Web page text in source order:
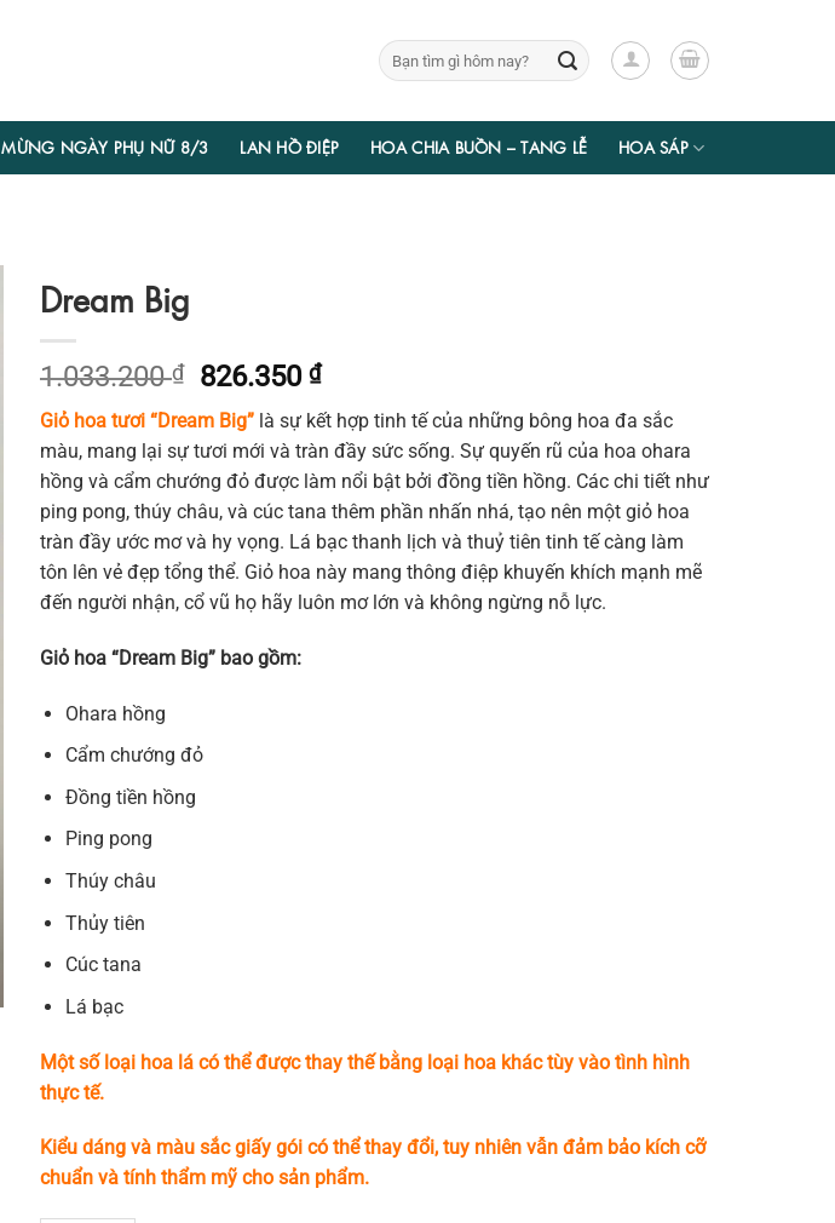
Tìm
kiếm:
MỪNG NGÀY PHỤ NỮ 8/3 LAN HỒ ĐIỆP HOA CHIA BUỒN – TANG LỄ HOA SÁP
Dream Big
1.033.200₫
Giá
gốc
là:
1.033.200 ₫.
826.350₫Giá
hiện
tại
là:
826.350 ₫.
Giỏ hoa tươi “Dream Big” là sự kết hợp tinh tế của những bông hoa đa sắc
màu, mang lại sự tươi mới và tràn đầy sức sống. Sự quyến rũ của hoa ohara
hồng và cẩm chướng đỏ được làm nổi bật bởi đồng tiền hồng. Các chi tiết như
ping pong, thúy châu, và cúc tana thêm phần nhấn nhá, tạo nên một giỏ hoa
tràn đầy ước mơ và hy vọng. Lá bạc thanh lịch và thuỷ tiên tinh tế càng làm
tôn lên vẻ đẹp tổng thể. Giỏ hoa này mang thông điệp khuyến khích mạnh mẽ
đến người nhận, cổ vũ họ hãy luôn mơ lớn và không ngừng nỗ lực.
Giỏ hoa “Dream Big” bao gồm:
Ohara hồng
Cẩm chướng đỏ
Đồng tiền hồng
Ping pong
Thúy châu
Thủy tiên
Cúc tana
Lá bạc
Một số loại hoa lá có thể được thay thế bằng loại hoa khác tùy vào tình hình
thực tế.
Kiểu dáng và màu sắc giấy gói có thể thay đổi, tuy nhiên vẫn đảm bảo kích cỡ
chuẩn và tính thẩm mỹ cho sản phẩm.